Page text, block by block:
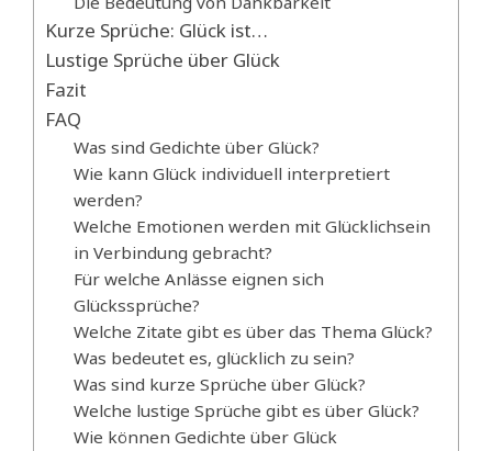
Kurze Sprüche: Glück ist…
Lustige Sprüche über Glück
Fazit
FAQ
Was sind Gedichte über Glück?
Wie kann Glück individuell interpretiert
werden?
Welche Emotionen werden mit Glücklichsein
in Verbindung gebracht?
Für welche Anlässe eignen sich
Glückssprüche?
Welche Zitate gibt es über das Thema Glück?
Was bedeutet es, glücklich zu sein?
Was sind kurze Sprüche über Glück?
Welche lustige Sprüche gibt es über Glück?
Wie können Gedichte über Glück